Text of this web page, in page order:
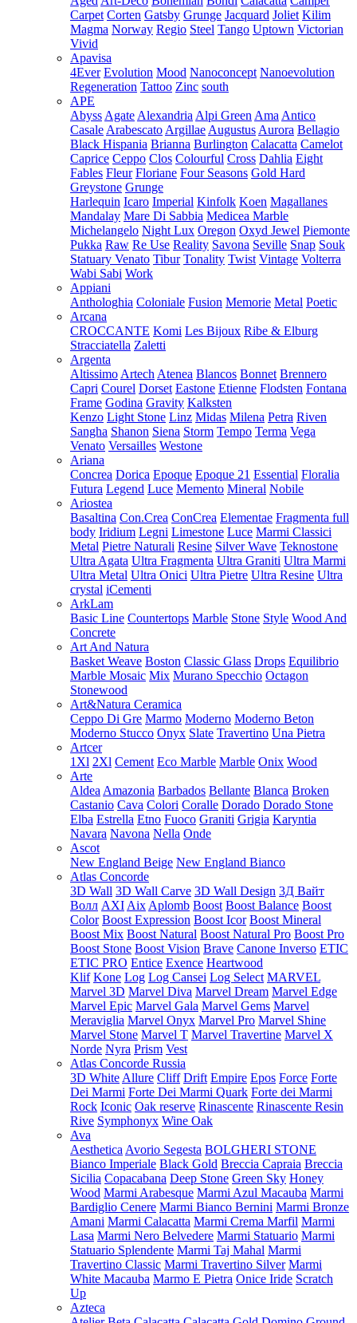
Carpet Corten Gatsby Grunge Jacquard Joliet Kilim
Magma Norway Regio Steel Tango Uptown Victorian
Vivid
Apavisa
4Ever Evolution Mood Nanoconcept Nanoevolution
Regeneration Tattoo Zinc south
APE
Abyss Agate Alexandria Alpi Green Ama Antico
Casale Arabescato Argillae Augustus Aurora Bellagio
Black Hispania Brianna Burlington Calacatta Camelot
Caprice Ceppo Clos Colourful Cross Dahlia Eight
Fables Fleur Floriane Four Seasons Gold Hard
Greystone Grunge
Harlequin Icaro Imperial Kinfolk Koen Magallanes
Mandalay Mare Di Sabbia Medicea Marble
Michelangelo Night Lux Oregon Oxyd Jewel Piemonte
Pukka Raw Re Use Reality Savona Seville Snap Souk
Statuary Venato Tibur Tonality Twist Vintage Volterra
Wabi Sabi Work
Appiani
Anthologhia Coloniale Fusion Memorie Metal Poetic
Arcana
CROCCANTE Komi Les Bijoux Ribe & Elburg
Stracciatella Zaletti
Argenta
Altissimo Artech Atenea Blancos Bonnet Brennero
Capri Courel Dorset Eastone Etienne Flodsten Fontana
Frame Godina Gravity Kalksten
Kenzo Light Stone Linz Midas Milena Petra Riven
Sangha Shanon Siena Storm Tempo Terma Vega
Venato Versailles Westone
Ariana
Concrea Dorica Epoque Epoque 21 Essential Floralia
Futura Legend Luce Memento Mineral Nobile
Ariostea
Basaltina Con.Crea ConCrea Elementae Fragmenta full
body Iridium Legni Limestone Luce Marmi Classici
Metal Pietre Naturali Resine Silver Wave Teknostone
Ultra Agata Ultra Fragmenta Ultra Graniti Ultra Marmi
Ultra Metal Ultra Onici Ultra Pietre Ultra Resine Ultra
crystal iCementi
ArkLam
Basic Line Countertops Marble Stone Style Wood And
Concrete
Art And Natura
Basket Weave Boston Classic Glass Drops Equilibrio
Marble Mosaic Mix Murano Specchio Octagon
Stonewood
Art&Natura Ceramica
Ceppo Di Gre Marmo Moderno Moderno Beton
Moderno Stucco Onyx Slate Travertino Una Pietra
Artcer
1Xl 2Xl Cement Eco Marble Marble Onix Wood
Arte
Aldea Amazonia Barbados Bellante Blanca Broken
Castanio Cava Colori Coralle Dorado Dorado Stone
Elba Estrella Etno Fuoco Graniti Grigia Karyntia
Navara Navona Nella Onde
Ascot
New England Beige New England Bianco
Atlas Concorde
3D Wall 3D Wall Carve 3D Wall Design 3Д Вайт
Волл AXI Aix Aplomb Boost Boost Balance Boost
Color Boost Expression Boost Icor Boost Mineral
Boost Mix Boost Natural Boost Natural Pro Boost Pro
Boost Stone Boost Vision Brave Canone Inverso ETIC
ETIC PRO Entice Exence Heartwood
Klif Kone Log Log Cansei Log Select MARVEL
Marvel 3D Marvel Diva Marvel Dream Marvel Edge
Marvel Epic Marvel Gala Marvel Gems Marvel
Meraviglia Marvel Onyx Marvel Pro Marvel Shine
Marvel Stone Marvel T Marvel Travertine Marvel X
Norde Nyra Prism Vest
Atlas Concorde Russia
3D White Allure Cliff Drift Empire Epos Force Forte
Dei Marmi Forte Dei Marmi Quark Forte dei Marmi
Rock Iconic Oak reserve Rinascente Rinascente Resin
Rive Symphonyx Wine Oak
Ava
Aesthetica Avorio Segesta BOLGHERI STONE
Bianco Imperiale Black Gold Breccia Capraia Breccia
Sicilia Copacabana Deep Stone Green Sky Honey
Wood Marmi Arabesque Marmi Azul Macauba Marmi
Bardiglio Cenere Marmi Bianco Bernini Marmi Bronze
Amani Marmi Calacatta Marmi Crema Marfil Marmi
Lasa Marmi Nero Belvedere Marmi Statuario Marmi
Statuario Splendente Marmi Taj Mahal Marmi
Travertino Classic Marmi Travertino Silver Marmi
White Macauba Marmo E Pietra Onice Iride Scratch
Up
Azteca